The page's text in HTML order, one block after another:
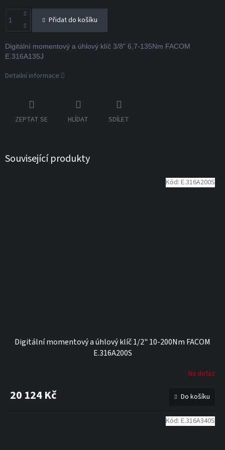
Přidat do košíku
Digitální momentový a úhlový klíč 3/8" 6,7-135Nm FACOM
E.316A135J
Detailní informace
ZEPTAT SE HLÍDAT SDÍLET
Související produkty
Digitální momentový a úhlový klíč 1/2" 10-200Nm FACOM
E.316A200S
Na dotaz
20 124 Kč Do košíku
Kód: E.316A200S
Kód: E.316A340S